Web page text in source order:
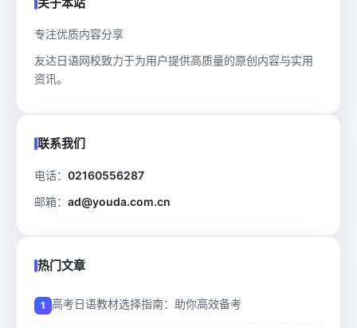
专注优质内容分享
友达日语网校致力于为用户提供高质量的原创内容与实用
资讯。
联系我们
电话： 02160556287
邮箱： ad@youda.com.cn
热门文章
高考日语教材选择指南：助你高效备考